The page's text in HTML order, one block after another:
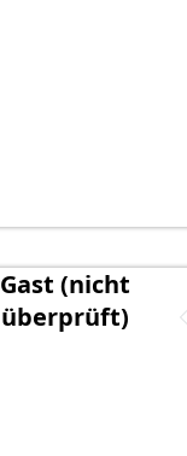
Gast (nicht
überprüft)
Sehr